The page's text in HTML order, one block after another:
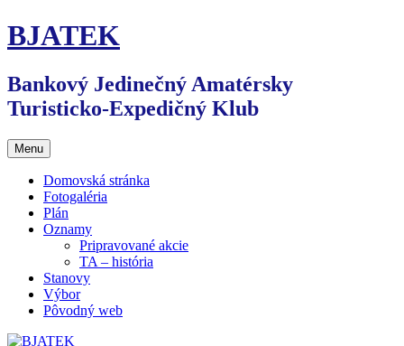
Preskočiť
na
BJATEK
Bankový Jedinečný Amatérsky
Turisticko-Expedičný Klub
Menu
Domovská stránka
Fotogaléria
Plán
Oznamy
Pripravované akcie
TA – história
Stanovy
Výbor
Pôvodný web